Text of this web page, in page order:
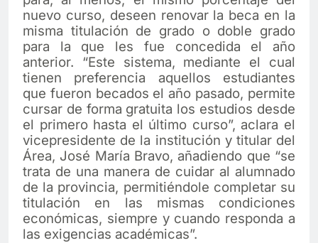
nuevo curso, deseen renovar la beca en la
misma titulación de grado o doble grado
para la que les fue concedida el año
anterior. “Este sistema, mediante el cual
tienen preferencia aquellos estudiantes
que fueron becados el año pasado, permite
cursar de forma gratuita los estudios desde
el primero hasta el último curso”, aclara el
vicepresidente de la institución y titular del
Área, José María Bravo, añadiendo que “se
trata de una manera de cuidar al alumnado
de la provincia, permitiéndole completar su
titulación en las mismas condiciones
económicas, siempre y cuando responda a
las exigencias académicas”.